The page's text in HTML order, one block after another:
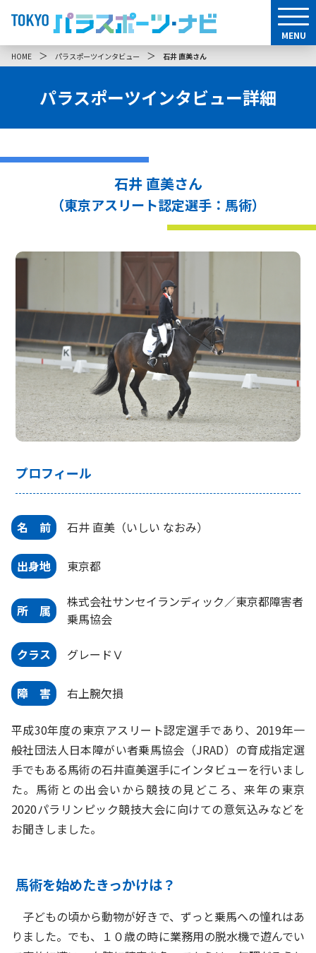
MENU
HOME ＞ パラスポーツインタビュー ＞ 石井 直美さん
パラスポーツインタビュー詳細
石井 直美さん
（東京アスリート認定選手：馬術）
プロフィール
名 前 石井 直美（いしい なおみ）
出身地 東京都
所 属
株式会社サンセイランディック／東京都障害者
乗馬協会
クラス グレードⅤ
障 害 右上腕欠損
平成30年度の東京アスリート認定選手であり、2019年一
般社団法人日本障がい者乗馬協会（JRAD）の育成指定選
手でもある馬術の石井直美選手にインタビューを行いまし
た。馬術との出会いから競技の見どころ、来年の東京
2020パラリンピック競技大会に向けての意気込みなどを
お聞きしました。
馬術を始めたきっかけは？
子どもの頃から動物が好きで、ずっと乗馬への憧れはあ
りました。でも、１０歳の時に業務用の脱水機で遊んでい